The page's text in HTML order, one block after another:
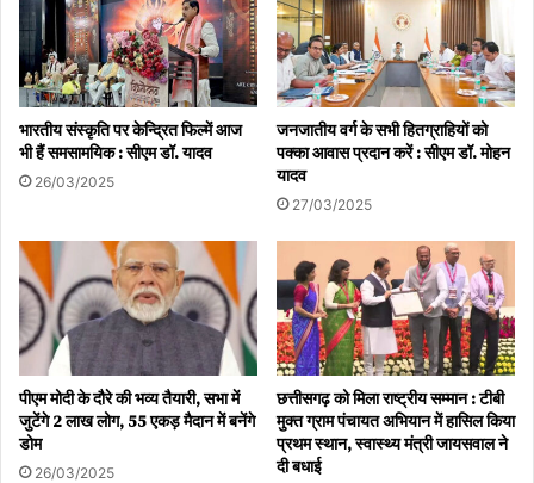
भारतीय संस्कृति पर केन्द्रित फिल्में आज
भी हैं समसामयिक : सीएम डॉ. यादव
26/03/2025
जनजातीय वर्ग के सभी हितग्राहियों को
पक्का आवास प्रदान करें : सीएम डॉ. मोहन
यादव
27/03/2025
पीएम मोदी के दौरे की भव्य तैयारी, सभा में
जुटेंगे 2 लाख लोग, 55 एकड़ मैदान में बनेंगे
डोम
26/03/2025
छत्तीसगढ़ को मिला राष्ट्रीय सम्मान : टीबी
मुक्त ग्राम पंचायत अभियान में हासिल किया
प्रथम स्थान, स्वास्थ्य मंत्री जायसवाल ने
दी बधाई